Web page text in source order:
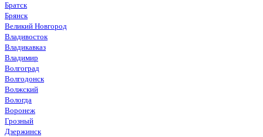
Братск
Брянск
Великий Новгород
Владивосток
Владикавказ
Владимир
Волгоград
Волгодонск
Волжский
Вологда
Воронеж
Грозный
Дзержинск